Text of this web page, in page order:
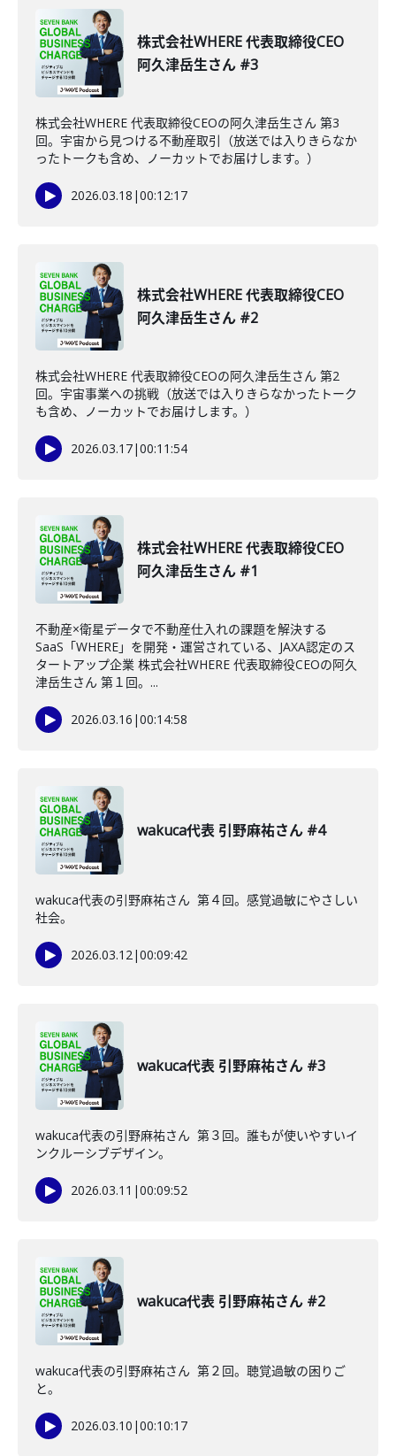
株式会社WHERE 代表取締役CEO
阿久津岳生さん #3
株式会社WHERE 代表取締役CEOの阿久津岳生さん 第3
回。宇宙から見つける不動産取引（放送では入りきらなか
ったトークも含め、ノーカットでお届けします。）
2026.03.18 |00:12:17
株式会社WHERE 代表取締役CEO
阿久津岳生さん #2
株式会社WHERE 代表取締役CEOの阿久津岳生さん 第2
回。宇宙事業への挑戦（放送では入りきらなかったトーク
も含め、ノーカットでお届けします。）
2026.03.17|00:11:54
株式会社WHERE 代表取締役CEO
阿久津岳生さん #1
不動産×衛星データで不動産仕入れの課題を解決する
SaaS「WHERE」を開発・運営されている、JAXA認定のス
タートアップ企業 株式会社WHERE 代表取締役CEOの阿久
津岳生さん 第１回。...
2026.03.16 |00:14:58
wakuca代表 引野麻祐さん #4
wakuca代表の引野麻祐さん 第４回。感覚過敏にやさしい
社会。
2026.03.12|00:09:42
wakuca代表 引野麻祐さん #3
wakuca代表の引野麻祐さん 第３回。誰もが使いやすいイ
ンクルーシブデザイン。
2026.03.11 |00:09:52
wakuca代表 引野麻祐さん #2
wakuca代表の引野麻祐さん 第２回。聴覚過敏の困りご
と。
2026.03.10 |00:10:17